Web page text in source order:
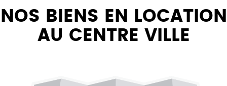
NOS BIENS EN LOCATION
AU CENTRE VILLE